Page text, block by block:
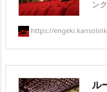
ン
https://
ル